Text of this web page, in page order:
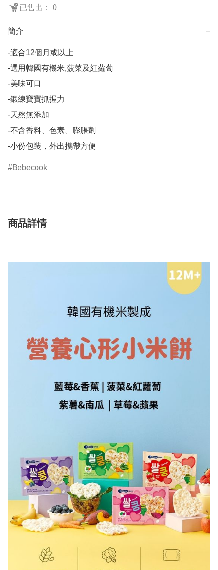
已售出： 0
簡介 −
-適合12個月或以上
-選用韓國有機米,菠菜及紅蘿蔔
-美味可口
-鍛練寶寶抓握力
-天然無添加
-不含香料、色素、膨脹劑
-小份包裝，外出攜帶方便
Bebecook
商品詳情